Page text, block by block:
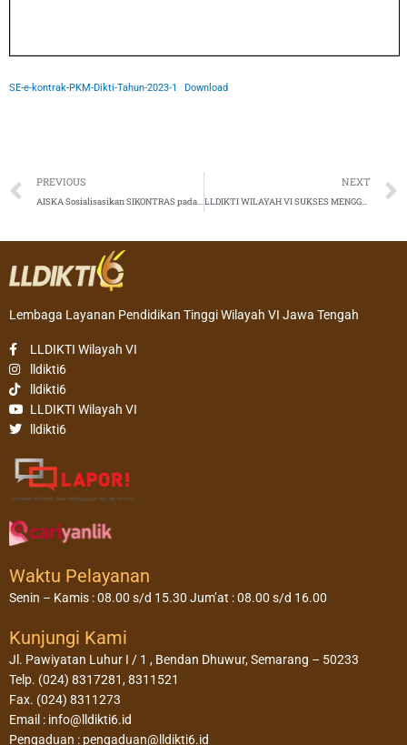
SE-e-kontrak-PKM-Dikti-Tahun-2023-1 Download
Prev
PREVIOUS
AISKA Sosialisasikan SIKONTRAS pada Warga Kelurahan Kerten
NEXT
LLDIKTI WILAYAH VI SUKSES MENGGELAR ACARA MONITORING DAN EVALUASI AKSELERASI PROGRAM PENGGABUNGAN ATAU PENYATUAN PERGURUAN TINGGI SWASTA TAHUN 2023 GELOMBANG 1
Lembaga Layanan Pendidikan Tinggi Wilayah VI Jawa Tengah
LLDIKTI Wilayah VI
lldikti6
lldikti6
LLDIKTI Wilayah VI
lldikti6
Waktu Pelayanan
Senin – Kamis : 08.00 s/d 15.30 Jum’at : 08.00 s/d 16.00
Kunjungi Kami
Jl. Pawiyatan Luhur I / 1 , Bendan Dhuwur, Semarang – 50233
Telp. (024) 8317281, 8311521
Fax. (024) 8311273
Email : info@lldikti6.id
Pengaduan : pengaduan@lldikti6.id